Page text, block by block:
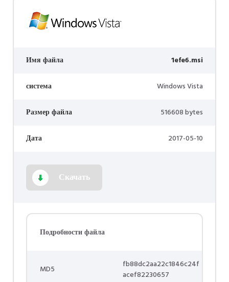
Имя файла 1efe6.msi
система Windows Vista
Размер файла 516608 bytes
Дата 2017-05-10
Скачать
Подробности файла
MD5
fb88dc2aa22c1846c24f
acef82230657